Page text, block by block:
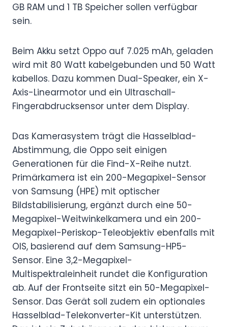
GB RAM und 1 TB Speicher sollen verfügbar
sein.
Beim Akku setzt Oppo auf 7.025 mAh, geladen
wird mit 80 Watt kabelgebunden und 50 Watt
kabellos. Dazu kommen Dual-Speaker, ein X-
Axis-Linearmotor und ein Ultraschall-
Fingerabdrucksensor unter dem Display.
Das Kamerasystem trägt die Hasselblad-
Abstimmung, die Oppo seit einigen
Generationen für die Find-X-Reihe nutzt.
Primärkamera ist ein 200-Megapixel-Sensor
von Samsung (HPE) mit optischer
Bildstabilisierung, ergänzt durch eine 50-
Megapixel-Weitwinkelkamera und ein 200-
Megapixel-Periskop-Teleobjektiv ebenfalls mit
OIS, basierend auf dem Samsung-HP5-
Sensor. Eine 3,2-Megapixel-
Multispektraleinheit rundet die Konfiguration
ab. Auf der Frontseite sitzt ein 50-Megapixel-
Sensor. Das Gerät soll zudem ein optionales
Hasselblad-Telekonverter-Kit unterstützen.